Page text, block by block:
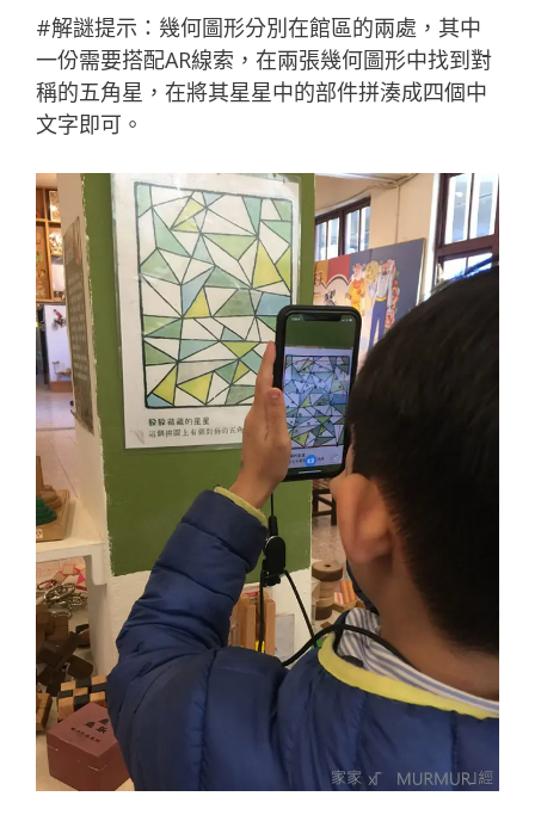
#解謎提示：幾何圖形分別在館區的兩處，其中
一份需要搭配AR線索，在兩張幾何圖形中找到對
稱的五角星，在將其星星中的部件拼湊成四個中
文字即可。